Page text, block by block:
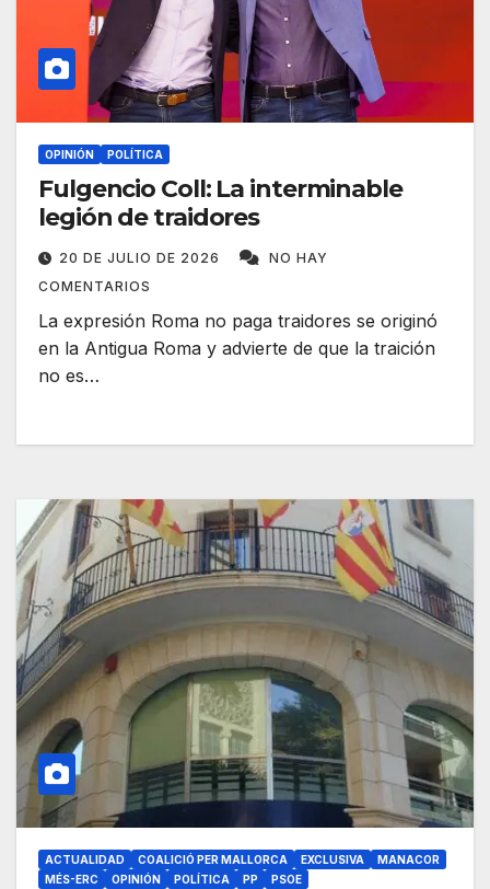
OPINIÓN POLÍTICA
Fulgencio Coll: La interminable
legión de traidores
20 DE JULIO DE 2026
NO HAY
COMENTARIOS
La expresión Roma no paga traidores se originó
en la Antigua Roma y advierte de que la traición
no es…
ACTUALIDAD COALICIÓ PER MALLORCA EXCLUSIVA
MANACOR
MÉS-ERC
OPINIÓN POLÍTICA PP PSOE